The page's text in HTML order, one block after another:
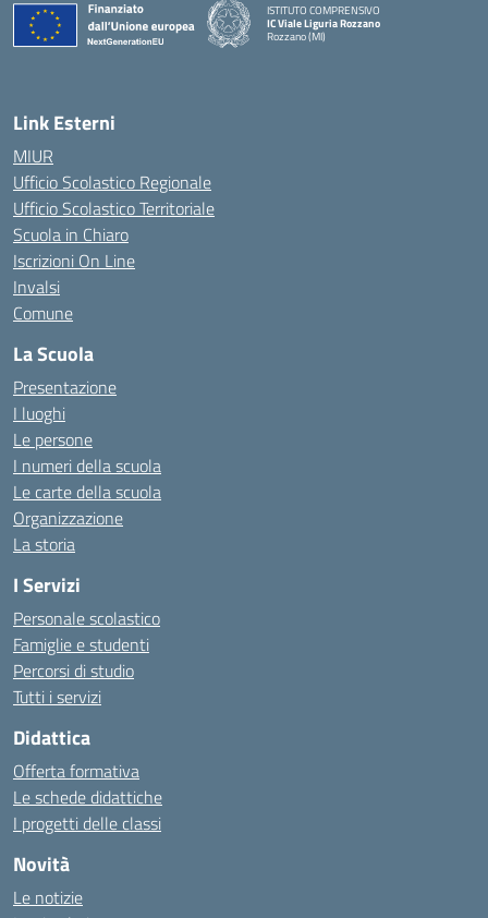
ISTITUTO COMPRENSIVO
IC Viale Liguria Rozzano
Rozzano (MI)
Link Esterni
MIUR
Ufficio Scolastico Regionale
Ufficio Scolastico Territoriale
Scuola in Chiaro
Iscrizioni On Line
Invalsi
Comune
La Scuola
Presentazione
I luoghi
Le persone
I numeri della scuola
Le carte della scuola
Organizzazione
La storia
I Servizi
Personale scolastico
Famiglie e studenti
Percorsi di studio
Tutti i servizi
Didattica
Offerta formativa
Le schede didattiche
I progetti delle classi
Novità
Le notizie